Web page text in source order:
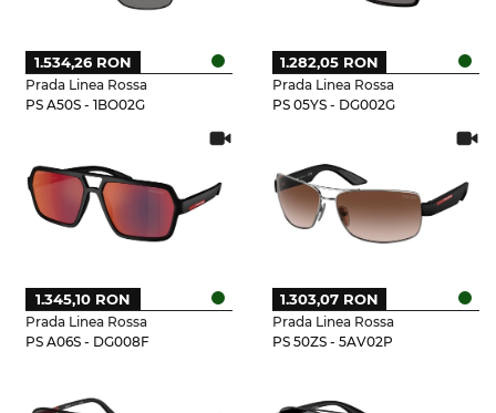
Prada Linea Rossa
PS A50S - 1BO02G
1.534,26 RON
Prada Linea Rossa
PS 05YS - DG002G
1.282,05 RON
Prada Linea Rossa
PS A06S - DG008F
1.345,10 RON
Prada Linea Rossa
PS 50ZS - 5AV02P
1.303,07 RON